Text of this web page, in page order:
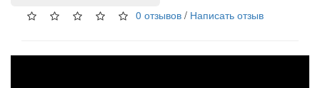
0 отзывов / Написать отзыв